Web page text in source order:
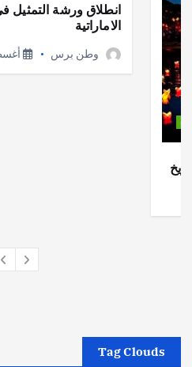
انطلاق ورشة التمثيل
الاماراتية
وطن برس أغسطس
Tag Clouds